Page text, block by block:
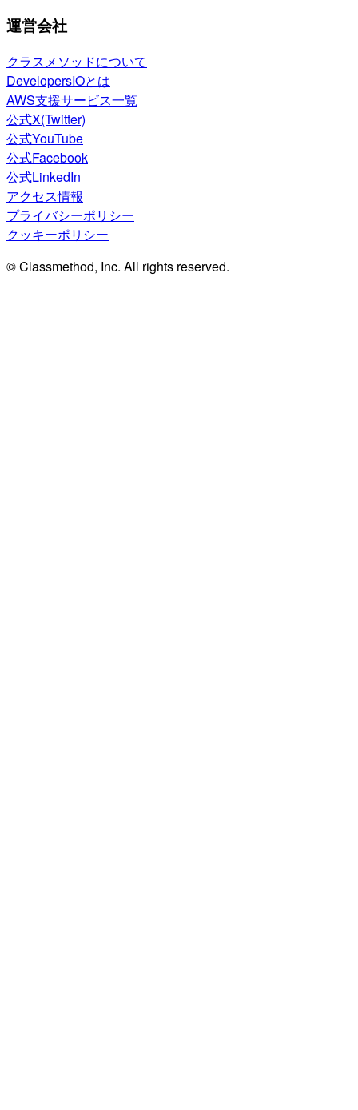
運営会社
クラスメソッドについて
DevelopersIOとは
AWS支援サービス一覧
公式X(Twitter)
公式YouTube
公式Facebook
公式LinkedIn
アクセス情報
プライバシーポリシー
クッキーポリシー
© Classmethod, Inc. All rights reserved.